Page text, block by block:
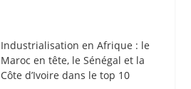
Industrialisation en Afrique : le
Maroc en tête, le Sénégal et la
Côte d’Ivoire dans le top 10